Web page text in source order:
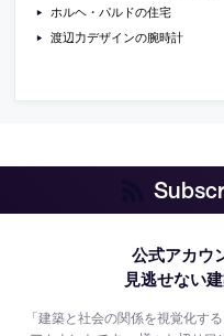
ホルヘ・パルドの住宅
渡辺力デザインの腕時計
公式アカウ
見逃せない
「建築と社会の関係を視覚化す